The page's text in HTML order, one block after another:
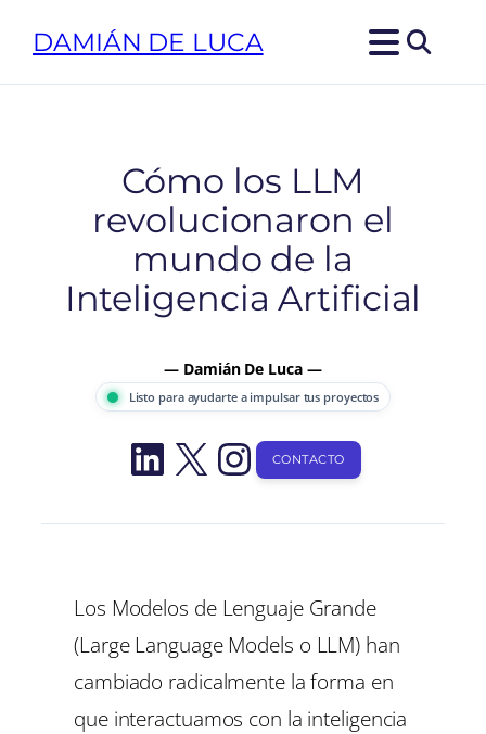
DAMIÁN DE LUCA
Cómo los LLM
revolucionaron el
mundo de la
Inteligencia Artificial
— Damián De Luca —
Listo para ayudarte a impulsar tus proyectos
LinkedIn
X Instagram
CONTACTO
Los Modelos de Lenguaje Grande
(Large Language Models o LLM) han
cambiado radicalmente la forma en
que interactuamos con la inteligencia